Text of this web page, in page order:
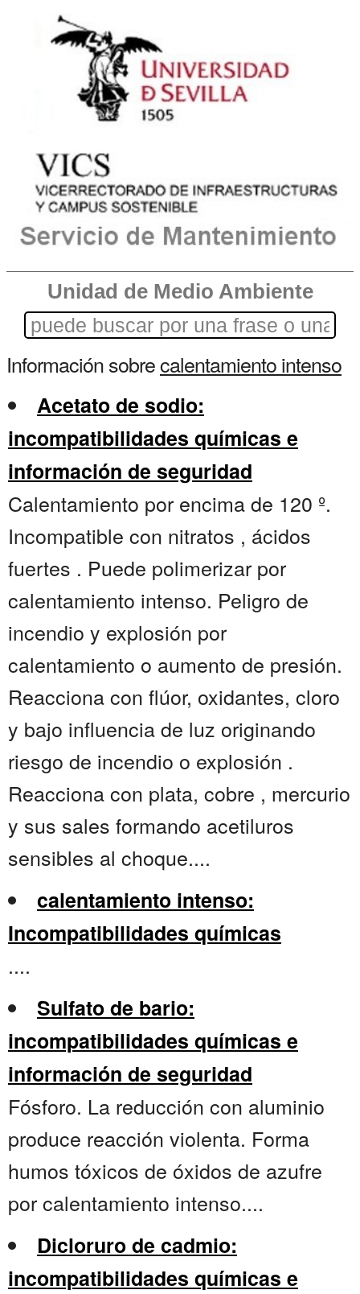
Unidad de Medio Ambiente
Información sobrecalentamiento intenso
Acetato de sodio:
incompatibilidades químicas e
información de seguridad
Calentamiento por encima de 120 º.
Incompatible con nitratos , ácidos
fuertes . Puede polimerizar por
calentamiento intenso. Peligro de
incendio y explosión por
calentamiento o aumento de presión.
Reacciona con flúor, oxidantes, cloro
y bajo influencia de luz originando
riesgo de incendio o explosión .
Reacciona con plata, cobre , mercurio
y sus sales formando acetiluros
sensibles al choque....
calentamiento intenso:
Incompatibilidades químicas
....
Sulfato de bario:
incompatibilidades químicas e
información de seguridad
Fósforo. La reducción con aluminio
produce reacción violenta. Forma
humos tóxicos de óxidos de azufre
por calentamiento intenso....
Dicloruro de cadmio:
incompatibilidades químicas e